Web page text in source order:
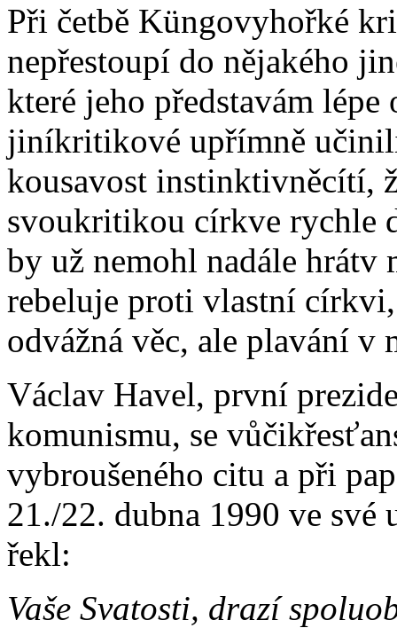
Při četbě Küngovyhořké
nepřestoupí do nějakého
které jeho představám
jiníkritikové upřímně
kousavost instinktivněcítí,
svoukritikou církve rychle
by už nemohl nadále hrátv
rebeluje proti vlastní
odvážná věc, ale plavání v
Václav Havel, první
komunismu, se
vybroušeného citu a při
21./22. dubna 1990 ve své
řekl:
Vaše Svatosti, drazí